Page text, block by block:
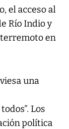
el acceso al
Río Indio y
en
una
Los
política